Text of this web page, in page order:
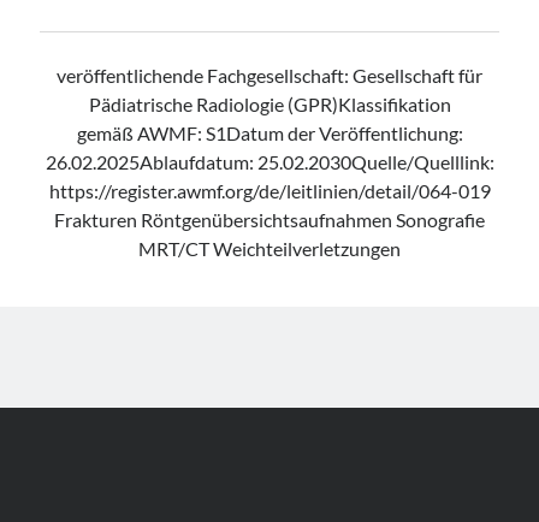
veröffentlichende Fachgesellschaft: Gesellschaft für
Pädiatrische Radiologie (GPR)Klassifikation
gemäß AWMF: S1Datum der Veröffentlichung:
26.02.2025Ablaufdatum: 25.02.2030Quelle/Quelllink:
https://register.awmf.org/de/leitlinien/detail/064-019
Frakturen Röntgenübersichtsaufnahmen Sonografie
MRT/CT Weichteilverletzungen